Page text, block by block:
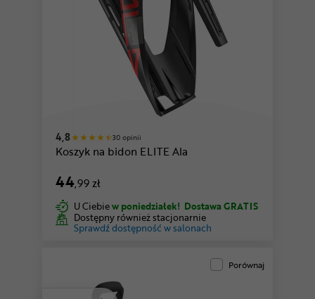
4,8 30 opinii
Koszyk na bidon ELITE Ala
44,99 zł
U Ciebiew poniedziałek! Dostawa GRATIS
Dostępny również stacjonarnie
Sprawdź dostępność w salonach
Porównaj